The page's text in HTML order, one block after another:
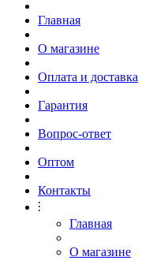
Главная
О магазине
Оплата и доставка
Гарантия
Вопрос-ответ
Оптом
Контакты
⫶
Главная
О магазине